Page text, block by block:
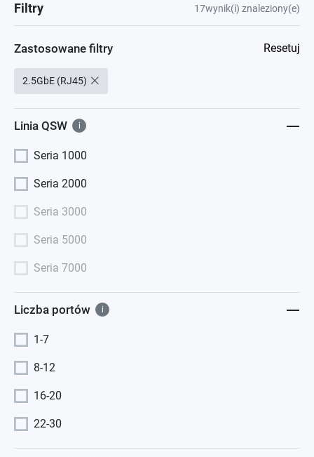
Filtry 17wynik(i) znaleziony(e)
Zastosowane filtry Resetuj
2.5GbE (RJ45)
Linia QSW i
Seria 1000
Seria 2000
Seria 3000
Seria 5000
Seria 7000
Liczba portów i
1-7
8-12
16-20
22-30